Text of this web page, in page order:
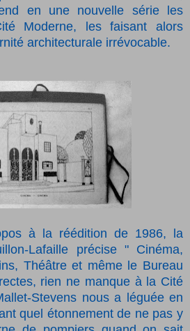
en une nouvelle série les
Moderne, les faisant alors
architecturale irrévocable.
à la réédition de 1986, la
Lafaille précise " Cinéma,
Théâtre et même le Bureau
rien ne manque à la Cité
Stevens nous a léguée en
quel étonnement de ne pas y